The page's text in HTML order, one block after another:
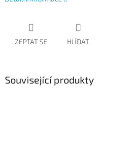
ZEPTAT SE HLÍDAT
Související produkty